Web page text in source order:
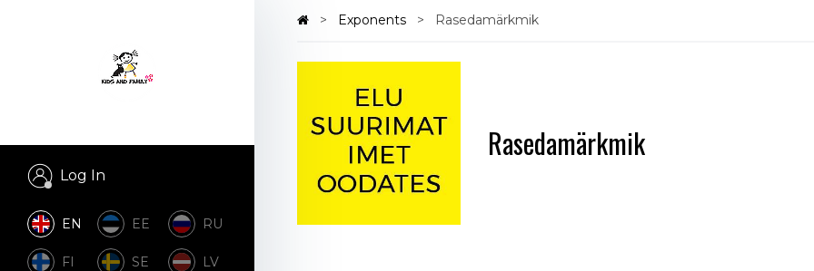
Log In
EN EE RU
FI SE LV
Exponents Rasedamärkmik
Rasedamärkmik